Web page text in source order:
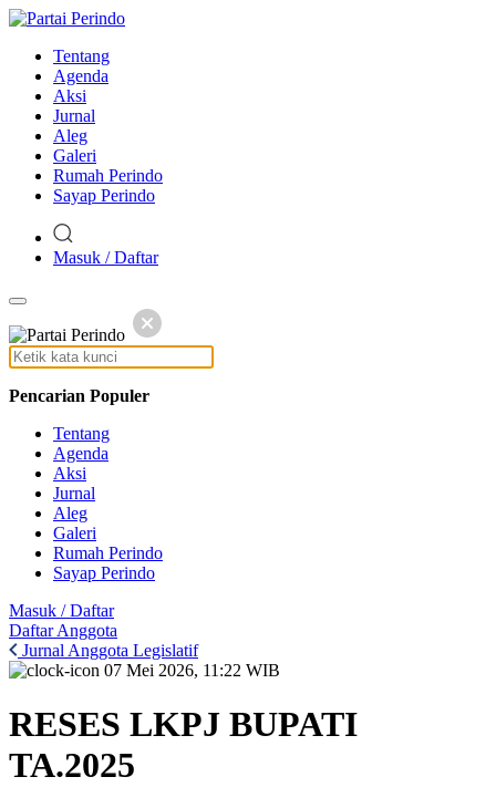
Tentang
Agenda
Aksi
Jurnal
Aleg
Galeri
Rumah Perindo
Sayap Perindo
Masuk / Daftar
Pencarian Populer
Tentang
Agenda
Aksi
Jurnal
Aleg
Galeri
Rumah Perindo
Sayap Perindo
Masuk / Daftar
Daftar Anggota
Jurnal Anggota Legislatif
07 Mei 2026, 11:22 WIB
RESES LKPJ BUPATI
TA.2025